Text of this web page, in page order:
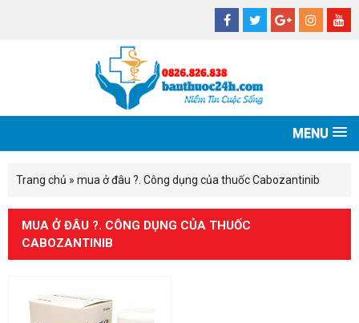
MENU
Trang chủ » mua ở đâu ?. Công dụng của thuốc Cabozantinib
MUA Ở ĐÂU ?. CÔNG DỤNG CỦA THUỐC
CABOZANTINIB